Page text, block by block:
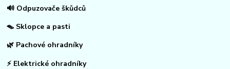
🔊 Odpuzovače škůdců
🪤 Sklopce a pasti
🌿 Pachové ohradníky
⚡ Elektrické ohradníky